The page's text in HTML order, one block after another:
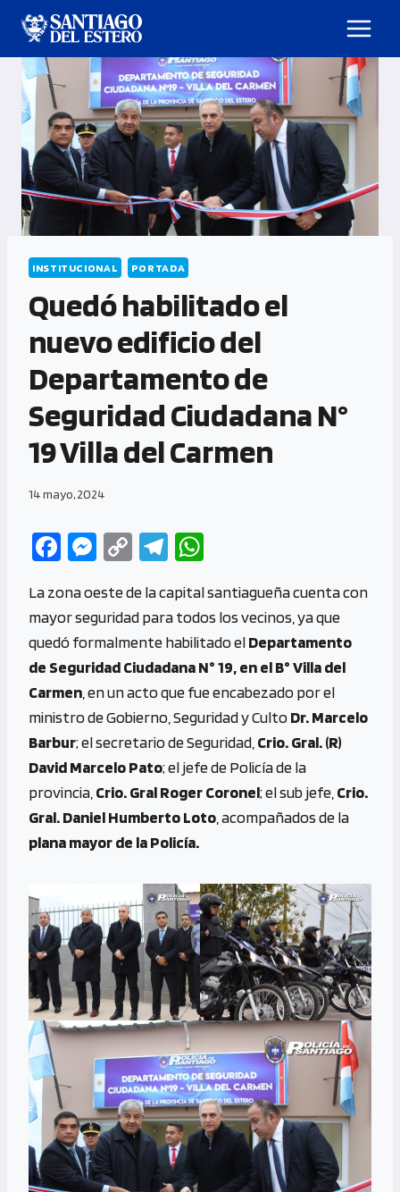
INSTITUCIONAL PORTADA
Quedó habilitado el
nuevo edificio del
Departamento de
Seguridad Ciudadana N°
19 Villa del Carmen
14 mayo, 2024
Fa
b
o
o
k
M
se
n
g
er
C
py
Li
n
k
Te
gr
a
m
at
s
A
p
p
La zona oeste de la capital santiagueña cuenta con
mayor seguridad para todos los vecinos, ya que
quedó formalmente habilitado elDepartamento
de Seguridad Ciudadana N° 19, en el B° Villa del
Carmen , en un acto que fue encabezado por el
ministro de Gobierno, Seguridad y CultoDr. Marcelo
Barbur; el secretario de Seguridad, Crio. Gral. (R)
David Marcelo Pato; el jefe de Policía de la
provincia, Crio. Gral Roger Coronel; el sub jefe, Crio.
Gral. Daniel Humberto Loto , acompañados de la
plana mayor de la Policía.